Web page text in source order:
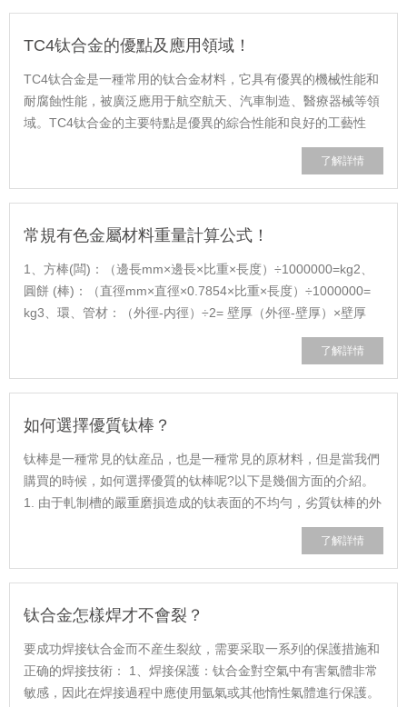
TC4钛合金的優點及應用領域！
TC4钛合金是一種常用的钛合金材料，它具有優異的機械性能和
耐腐蝕性能，被廣泛應用于航空航天、汽車制造、醫療器械等領
域。TC4钛合金的主要特點是優異的綜合性能和良好的工藝性
了解詳情
常規有色金屬材料重量計算公式！
1、方棒(闆)：（邊長mm×邊長×比重×長度）÷1000000=kg2、
圓餅 (棒)：（直徑mm×直徑×0.7854×比重×長度）÷1000000=
kg3、環、管材：（外徑-内徑）÷2= 壁厚（外徑-壁厚）×壁厚
了解詳情
如何選擇優質钛棒？
钛棒是一種常見的钛産品，也是一種常見的原材料，但是當我們
購買的時候，如何選擇優質的钛棒呢?以下是幾個方面的介紹。
1. 由于軋制槽的嚴重磨損造成的钛表面的不均勻，劣質钛棒的外
了解詳情
钛合金怎樣焊才不會裂？
要成功焊接钛合金而不産生裂紋，需要采取一系列的保護措施和
正确的焊接技術： 1、焊接保護：钛合金對空氣中有害氣體非常
敏感，因此在焊接過程中應使用氩氣或其他惰性氣體進行保護。